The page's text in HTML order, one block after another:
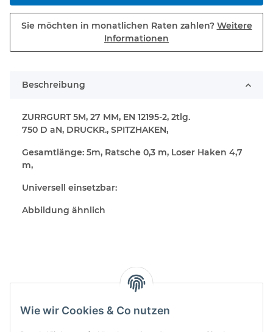
Sie möchten in monatlichen Raten zahlen? Weitere
Informationen
Beschreibung
ZURRGURT 5M, 27 MM, EN 12195-2, 2tlg.
750 D aN, DRUCKR., SPITZHAKEN,
Gesamtlänge: 5m, Ratsche 0,3 m, Loser Haken 4,7
m,
Universell einsetzbar:
Abbildung ähnlich
Wie wir Cookies & Co nutzen